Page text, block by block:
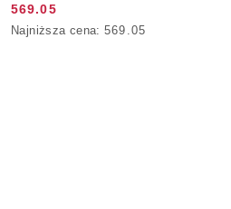
Cena
promocyjna:
569.05
Najniższa
Najniższa cena: 569.05